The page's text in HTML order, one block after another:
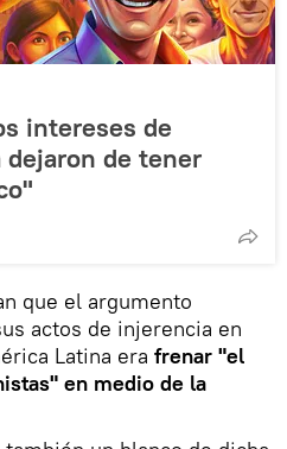
intereses de
de tener
que el argumento
actos de injerencia en
Latina era frenar "el
en medio de la